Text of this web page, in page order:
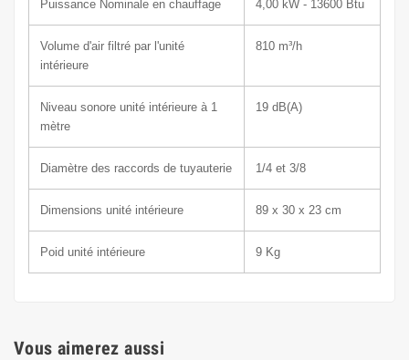
Puissance Nominale en chauffage 4,00 kW - 13600 Btu
Volume d'air filtré par l'unité
intérieure
810 m³/h
Niveau sonore unité intérieure à 1
mètre
19 dB(A)
Diamètre des raccords de tuyauterie 1/4 et 3/8
Dimensions unité intérieure 89 x 30 x 23 cm
Poid unité intérieure 9 Kg
Vous aimerez aussi